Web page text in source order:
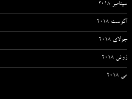
سپتامبر 2018
آگوست 2018
جولای 2018
ژوئن 2018
می 2018